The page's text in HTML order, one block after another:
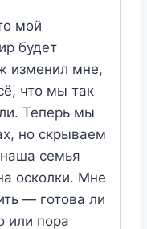
мой
будет
изменил мне,
что мы так
Теперь мы
но скрываем
семья
осколки. Мне
— готова ли
или пора